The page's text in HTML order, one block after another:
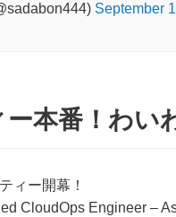
September
本番！わい
ィー開幕！
CloudOps Engineer –